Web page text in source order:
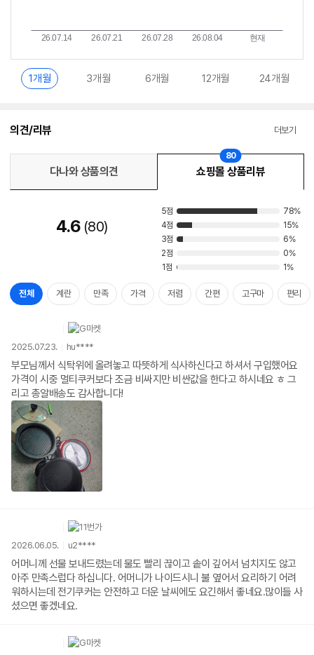
1개월 3개월 6개월 12개월 24개월
의견/리뷰 더보기
다나와 상품의견 쇼핑몰 상품리뷰
80
4.6 80
5점
78%
4점
15%
3점
6%
2점
0%
1점
1%
전체 계란 만족 가격 저렴 간편 고구마 편리
2025.07.23. hu****
부모님께서 식탁위에 올려놓고 따뜻하게 식사하신다고 하셔서 구입했어요
가격이 시중 멀티쿠커보다 조금 비싸지만 비싼값을 한다고 하시네요 ㅎ 그
리고 총알배송도 감사합니다!
2026.06.05. u2****
어머니께 선물 보내드렸는데 물도 빨리 끊이고 솥이 깊어서 넘치지도 않고
아주 만족스럽다 하십니다. 어머니가 나이드시니 불 옆어서 요리하기 어려
워하시는데 전기쿠커는 안전하고 더운 날씨에도 요긴해서 좋네요.많이들 사
셨으면 좋겠네요.